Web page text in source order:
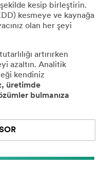
şekilde kesip birleştirin.
kesmeye ve kaynağa
olan her şeyi
artırırken
azaltın. Analitik
kendiniz
üretimde
bulmanıza